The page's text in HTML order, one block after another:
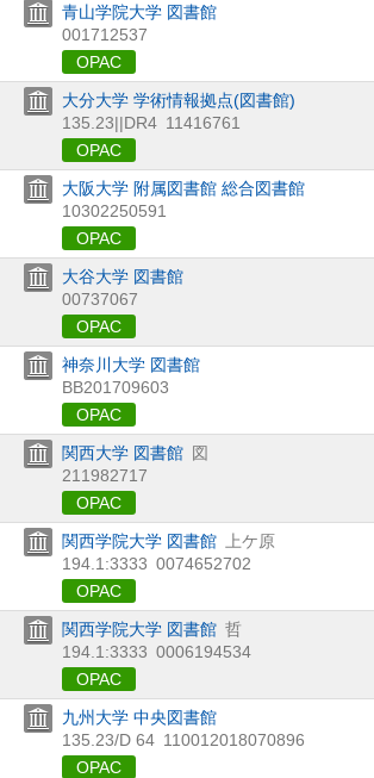
青山学院大学 図書館
001712537
OPAC
大分大学 学術情報拠点(図書館)
135.23||DR4 11416761
OPAC
大阪大学 附属図書館 総合図書館
10302250591
OPAC
大谷大学 図書館
00737067
OPAC
神奈川大学 図書館
BB201709603
OPAC
関西大学 図書館 図
211982717
OPAC
関西学院大学 図書館
上ケ原
194.1:3333 0074652702
OPAC
関西学院大学 図書館 哲
194.1:3333 0006194534
OPAC
九州大学 中央図書館
135.23/D 64 110012018070896
OPAC